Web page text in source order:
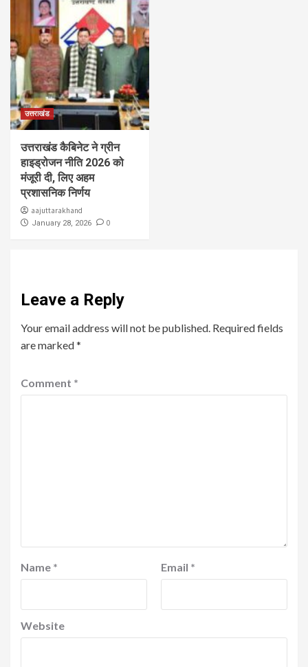
उत्तराखंड
उत्तराखंड कैबिनेट ने ग्रीन
हाइड्रोजन नीति 2026 को
मंजूरी दी, लिए अहम
प्रशासनिक निर्णय
aajuttarakhand
January 28, 2026 0
Leave a Reply
Your email address will not be published. Required fields
are marked*
Comment *
Name * Email *
Website